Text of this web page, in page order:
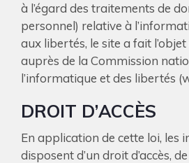
à l’égard des traitements de
personnel) relative à
aux libertés, le site a fait
auprès de la Commission
l’informatique et des libertés
DROIT D’ACCÈS
En application de cette loi, les
disposent d’un droit d’accès,